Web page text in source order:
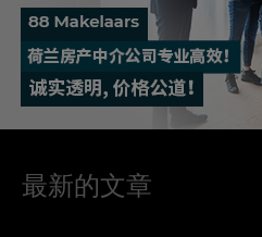
最新的文章